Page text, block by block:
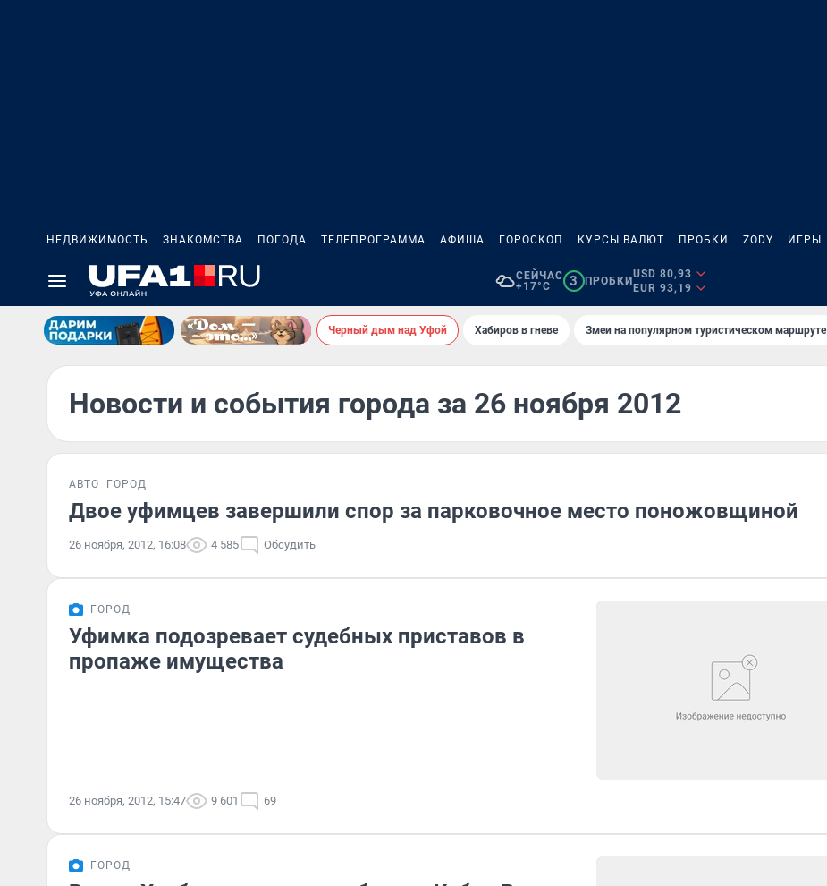
НЕДВИЖИМОСТЬ ЗНАКОМСТВА ПОГОДА ТЕЛЕПРОГРАММА АФИША ГОРОСКОП КУРСЫ ВАЛЮТ ПРОБКИ ZODY ИГРЫ
СЕЙЧАС
+17°C
3 ПРОБКИ
USD 80,93
EUR 93,19
Черный дым над Уфой Хабиров в гневе Змеи на популярном туристическом маршруте
Новости и события города за 26 ноября 2012
АВТО ГОРОД
Двое уфимцев завершили спор за парковочное место поножовщиной
26 ноября, 2012, 16:08 4 585 Обсудить
ГОРОД
Уфимка подозревает судебных приставов в
пропаже имущества
26 ноября, 2012, 15:47 9 601 69
ГОРОД